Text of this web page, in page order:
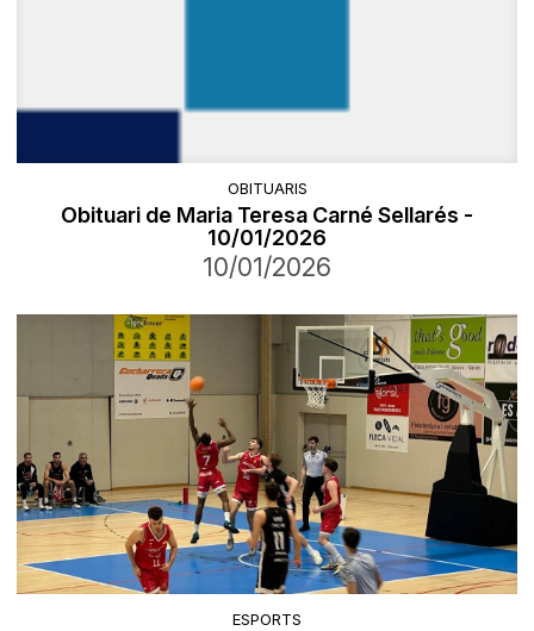
OBITUARIS
Obituari de Maria Teresa Carné Sellarés -
10/01/2026
10/01/2026
ESPORTS